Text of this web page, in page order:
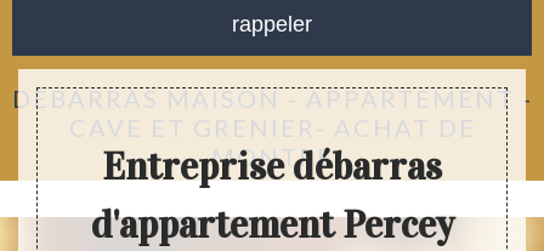
DÉBARRAS MAISON - APPARTEMENT -
CAVE ET GRENIER- ACHAT DE
MONTRE
Entreprise débarras
d'appartement Percey